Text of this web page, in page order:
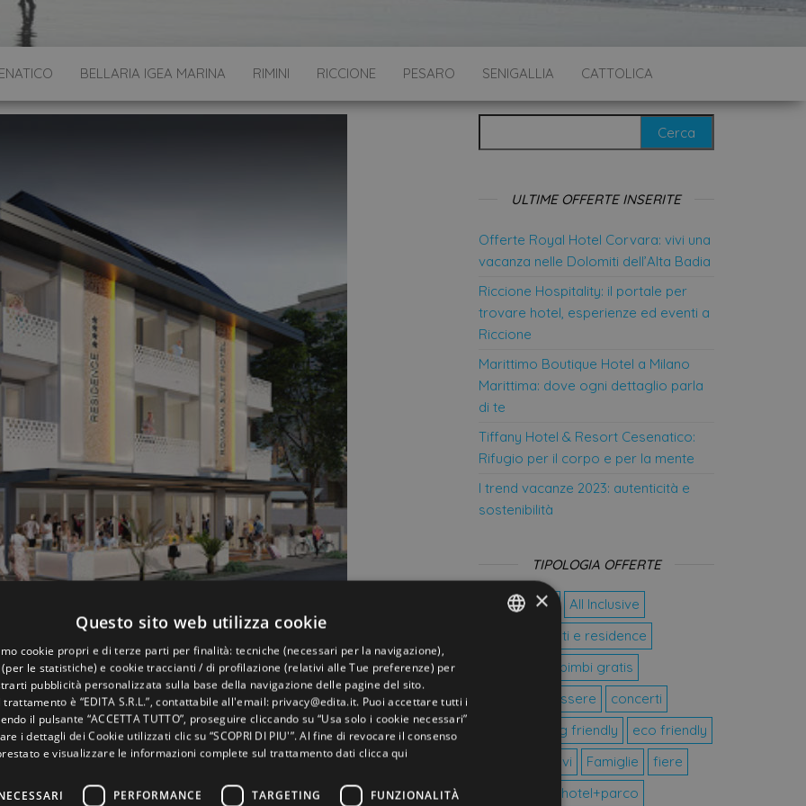
BELLARIA IGEA MARINA RIMINI RICCIONE PESARO SENIGALLIA CATTOLICA
4 stelle: una vacanza in
Mare di Cesenatico
Off Di OFFERTE HOTELS
del comfort, i servizi più moderni, eleganza e totale libertà, il
ULTIME OFFERTE INSERITE
Offerte Royal Hotel Corvara: vivi una
vacanza nelle Dolomiti dell’Alta Badia
Riccione Hospitality: il portale per
trovare hotel, esperienze ed eventi a
Riccione
Marittimo Boutique Hotel a Milano
Marittima: dove ogni dettaglio parla
di te
Tiffany Hotel & Resort Cesenatico:
Rifugio per il corpo e per la mente
I trend vacanze 2023: autenticità e
sostenibilità
TIPOLOGIA OFFERTE
8 dicembre
All Inclusive
Appartamenti e residence
bimbi gratis
centro benessere
concerti
dog friendly
eco friendly
eventi sportivi
Famiglie
fiere
hotel+parco
×
Questo sito web utilizza cookie
cookie propri e di terze parti per finalità: tecniche (necessari per la navigazione),
le statistiche) e cookie traccianti / di profilazione (relativi alle Tue preferenze) per
pubblicità personalizzata sulla base della navigazione delle pagine del sito.
è “EDITA S.R.L.”, contattabile all'email: privacy@edita.it. Puoi accettare tutti i
il pulsante “ACCETTA TUTTO”, proseguire cliccando su “Usa solo i cookie necessari”
i dettagli dei Cookie utilizzati clic su “SCOPRI DI PIU'”. Al fine di revocare il consenso
e visualizzare le informazioni complete sul trattamento dati clicca qui
PERFORMANCE TARGETING FUNZIONALITÀ